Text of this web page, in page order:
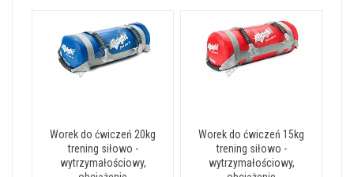
Worek do ćwiczeń 20kg
trening siłowo -
wytrzymałościowy,
Worek do ćwiczeń 15kg
trening siłowo -
wytrzymałościowy,